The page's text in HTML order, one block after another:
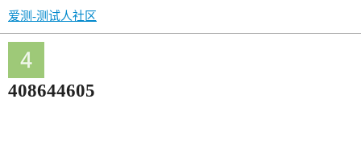
爱测-测试人社区
408644605